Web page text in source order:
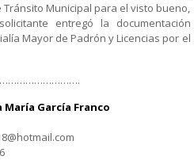
Municipal para el visto bueno,
entregó la documentación
Mayor de Padrón y Licencias por el
María García Franco